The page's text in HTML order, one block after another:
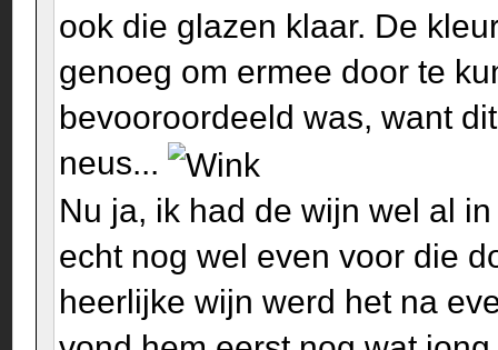
ook die glazen klaar. De
genoeg om ermee door te
bevooroordeeld was, want
neus...
Nu ja, ik had de wijn wel al
echt nog wel even voor die
heerlijke wijn werd het na